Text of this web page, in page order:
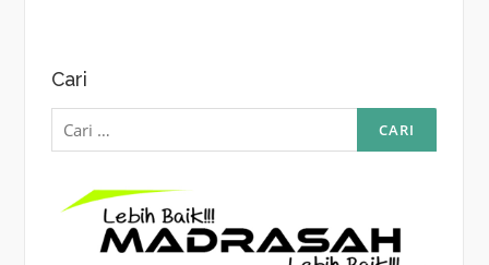
Cari
Cari
untuk: